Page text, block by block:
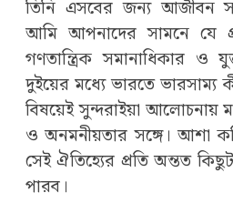
তিনি এসবের জন্য আজীবন
আমি আপনাদের সামনে যে
গণতান্ত্রিক সমানাধিকার ও
দুইয়ের মধ্যে ভারতে ভারসাম্য
বিষয়েই সুন্দরাইয়া
ও অনমনীয়তার সঙ্গে। আশা
সেই ঐতিহ্যের প্রতি অন্তত
পারব।